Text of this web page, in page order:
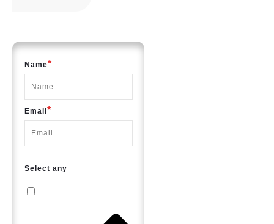
Name*
Email *
Select any